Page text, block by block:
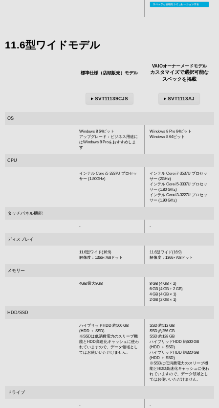
11.6型ワイドモデル
標準仕様（店頭販売）モデル
VAIOオーナーメードモデル
カスタマイズで選択可能な
スペックを掲載
SVT11139CJS SVT1113AJ
OS
Windows 8 64ビット
アップグレード：ビジネス用途に
はWindows 8 Proをおすすめしま
す
Windows 8 Pro 64ビット
Windows 8 64ビット
CPU
インテル Core i5-3337U プロセッ
サー (1.80GHz)
インテル Core i7-3537U プロセッ
サー (2GHz)
インテル Core i5-3337U プロセッ
サー (1.80 GHz)
インテル Core i3-3227U プロセッ
サー (1.90 GHz)
タッチパネル機能
- -
ディスプレイ
11.6型ワイド(16:9)
解像度：1366×768ドット
11.6型ワイド(16:9)
解像度：1366×768ドット
メモリー
4GB/最大8GB
8 GB (4 GB × 2)
6 GB (4 GB + 2 GB)
4 GB (4 GB × 1)
2 GB (2 GB × 1)
HDD/SSD
ハイブリッドHDD 約500 GB
(HDD ＋ SSD)
※SSDは低消費電力のスリープ機
能とHDD高速化キャッシュに使わ
れていますので、データ領域とし
てはお使いいただけません。
SSD 約512 GB
SSD 約256 GB
SSD 約128 GB
ハイブリッドHDD 約500 GB
(HDD ＋ SSD)
ハイブリッドHDD 約320 GB
(HDD ＋ SSD)
※SSDは低消費電力のスリープ機
能とHDD高速化キャッシュに使わ
れていますので、データ領域とし
てはお使いいただけません。
ドライブ
- -